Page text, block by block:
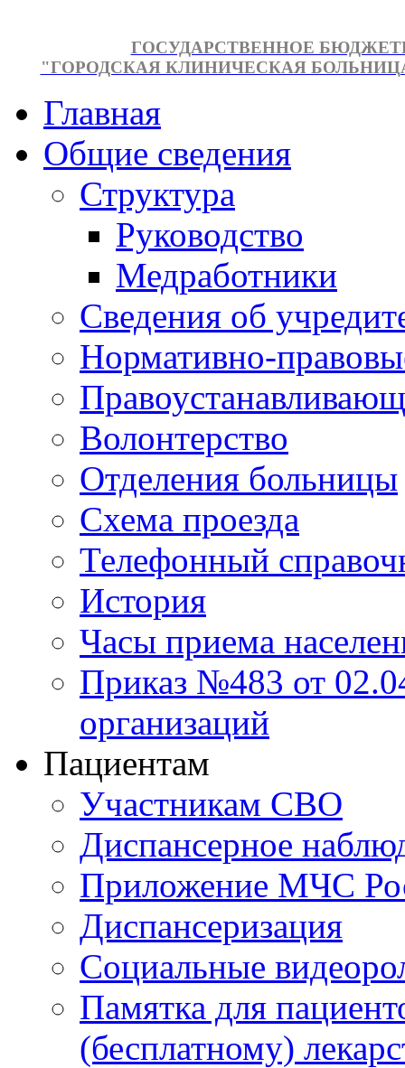
ГОСУДАРСТВЕННОЕ
"ГОРОДСКАЯ КЛИНИЧЕСКАЯ
Главная
Общие сведения
Структура
Руководство
Медработники
Сведения об
Нормативно-
Волонтерство
Отделения больницы
Схема проезда
Телефонный
История
Часы приема
Приказ №483 от
организаций
Пациентам
Участникам СВО
Диспансерное
Приложение МЧС
Диспансеризация
Социальные
Памятка для
(бесплатному)